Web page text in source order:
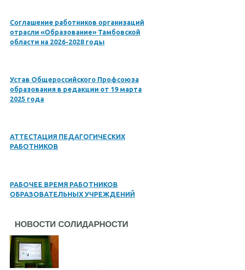
Соглашение работников организаций
отрасли «Образование» Тамбовской
области на 2026-2028 годы
Устав Общероссийского Профсоюза
образования в редакции от 19 марта
2025 года
АТТЕСТАЦИЯ ПЕДАГОГИЧЕСКИХ
РАБОТНИКОВ
РАБОЧЕЕ ВРЕМЯ РАБОТНИКОВ
ОБРАЗОВАТЕЛЬНЫХ УЧРЕЖДЕНИЙ
НОВОСТИ СОЛИДАРНОСТИ